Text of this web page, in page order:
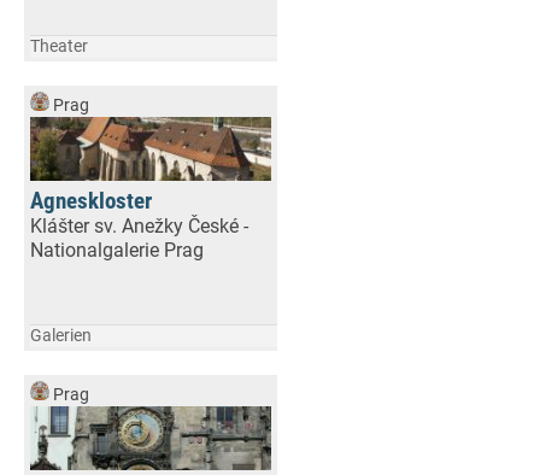
Theater
Prag
Agneskloster
Klášter sv. Anežky České -
Nationalgalerie Prag
Galerien
Prag